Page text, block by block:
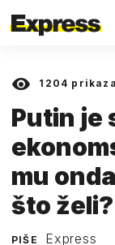
1204 prikaza
Putin je
mu
što
PIŠE Express